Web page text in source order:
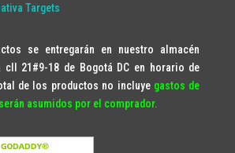
Targets
se entregarán en nuestro almacén
cll 21#9-18 de Bogotá DC en horario de
de los productos no incluye gastos de
asumidos por el comprador.